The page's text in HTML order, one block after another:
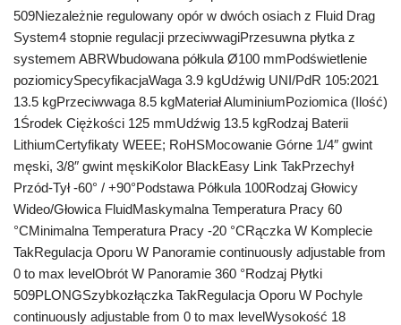
509Niezależnie regulowany opór w dwóch osiach z Fluid Drag
System4 stopnie regulacji przeciwwagiPrzesuwna płytka z
systemem ABRWbudowana półkula Ø100 mmPodświetlenie
poziomicySpecyfikacjaWaga 3.9 kgUdźwig UNI/PdR 105:2021
13.5 kgPrzeciwwaga 8.5 kgMateriał AluminiumPoziomica (Ilość)
1Środek Ciężkości 125 mmUdźwig 13.5 kgRodzaj Baterii
LithiumCertyfikaty WEEE; RoHSMocowanie Górne 1/4″ gwint
męski, 3/8″ gwint męskiKolor BlackEasy Link TakPrzechył
Przód-Tył -60° / +90°Podstawa Półkula 100Rodzaj Głowicy
Wideo/Głowica FluidMaskymalna Temperatura Pracy 60
°CMinimalna Temperatura Pracy -20 °CRączka W Komplecie
TakRegulacja Oporu W Panoramie continuously adjustable from
0 to max levelObrót W Panoramie 360 °Rodzaj Płytki
509PLONGSzybkozłączka TakRegulacja Oporu W Pochyle
continuously adjustable from 0 to max levelWysokość 18